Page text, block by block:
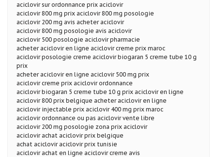
aciclovir sur ordonnance prix aciclovir
aciclovir 800 mg prix aciclovir 800 mg posologie
aciclovir 200 mg avis acheter aciclovir
aciclovir 800 mg posologie avis aciclovir
aciclovir 500 posologie aciclovir pharmacie
acheter aciclovir en ligne aciclovir creme prix maroc
aciclovir posologie creme aciclovir biogaran 5 creme tube 10 g
prix
acheter aciclovir en ligne aciclovir 500 mg prix
aciclovir creme prix aciclovir ordonnance
aciclovir biogaran 5 creme tube 10 g prix aciclovir en ligne
aciclovir 800 prix belgique acheter aciclovir en ligne
aciclovir injectable prix aciclovir 400 mg prix maroc
aciclovir ordonnance ou pas aciclovir vente libre
aciclovir 200 mg posologie zona prix aciclovir
aciclovir achat aciclovir prix belgique
achat aciclovir aciclovir prix tunisie
aciclovir achat en ligne aciclovir creme avis